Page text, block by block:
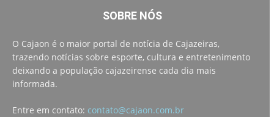
SOBRE NÓS
O Cajaon é o maior portal de notícia de Cajazeiras,
trazendo notícias sobre esporte, cultura e entretenimento
deixando a população cajazeirense cada dia mais
informada.
Entre em contato: contato@cajaon.com.br